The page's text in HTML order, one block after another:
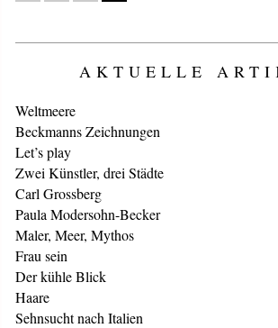
AKTUELLE
Weltmeere
Beckmanns Zeichnungen
Let’s play
Zwei Künstler, drei Städte
Carl Grossberg
Paula Modersohn-Becker
Maler, Meer, Mythos
Frau sein
Der kühle Blick
Haare
Sehnsucht nach Italien